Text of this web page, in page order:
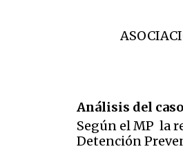
Análisis del caso
Según el MP la
Detención